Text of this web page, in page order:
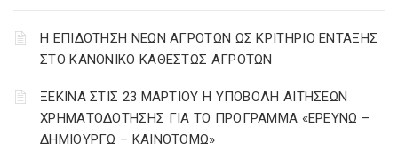
Η ΕΠΙΔΟΤΗΣΗ ΝΕΩΝ ΑΓΡΟΤΩΝ ΩΣ ΚΡΙΤΗΡΙΟ ΕΝΤΑΞΗΣ
ΣΤΟ ΚΑΝΟΝΙΚΟ ΚΑΘΕΣΤΩΣ ΑΓΡΟΤΩΝ
ΞΕΚΙΝΑ ΣΤΙΣ 23 ΜΑΡΤΙΟΥ Η ΥΠΟΒΟΛΗ ΑΙΤΗΣΕΩΝ
ΧΡΗΜΑΤΟΔΟΤΗΣΗΣ ΓΙΑ ΤΟ ΠΡΟΓΡΑΜΜΑ «ΕΡΕΥΝΩ –
ΔΗΜΙΟΥΡΓΩ – ΚΑΙΝΟΤΟΜΩ»